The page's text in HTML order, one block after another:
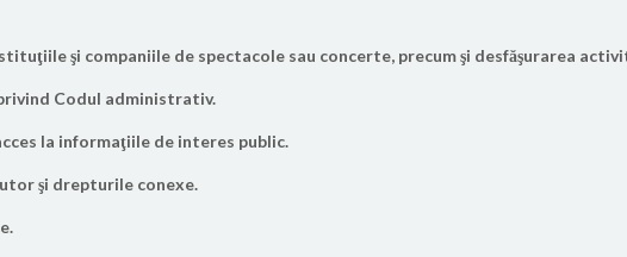
şi companiile de spectacole sau concerte, precum şi desfăşurarea
Codul administrativ.
la informaţiile de interes public.
şi drepturile conexe.